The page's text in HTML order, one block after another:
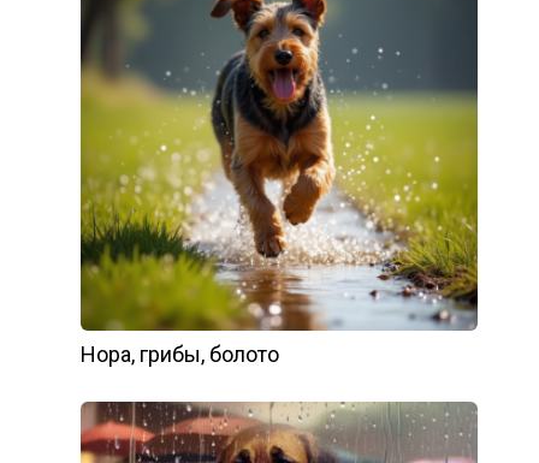
Нора, грибы, болото